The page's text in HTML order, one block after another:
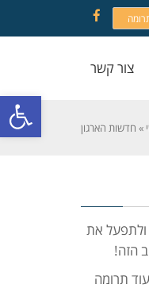
פתח
Facebook
צור קשר
» חדשות הארגון
ולתפעל את
הזה!
תרומה